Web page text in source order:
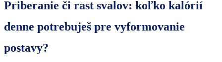
Priberanie či rast svalov: koľko kalórií
denne potrebuješ pre vyformovanie
postavy?